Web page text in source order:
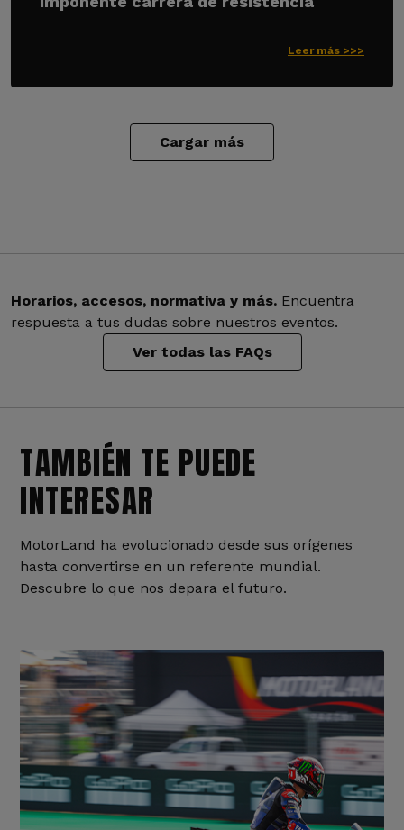
Leer más >>>
Cargar más
Horarios, accesos, normativa y más. Encuentra
respuesta a tus dudas sobre nuestros eventos.
Ver todas las FAQs
TAMBIÉN TE PUEDE
INTERESAR
MotorLand ha evolucionado desde sus orígenes
hasta convertirse en un referente mundial.
Descubre lo que nos depara el futuro.